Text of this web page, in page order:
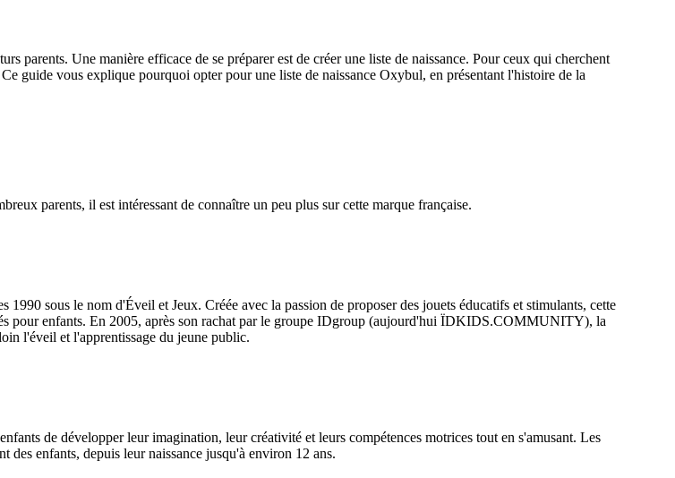
parents. Une manière efficace de se préparer est de créer une liste de naissance. Pour ceux qui cherchent
guide vous explique pourquoi opter pour une liste de naissance Oxybul, en présentant l'histoire de la
parents, il est intéressant de connaître un peu plus sur cette marque française.
1990 sous le nom d'Éveil et Jeux. Créée avec la passion de proposer des jouets éducatifs et stimulants, cette
pour enfants. En 2005, après son rachat par le groupe IDgroup (aujourd'hui ÏDKIDS.COMMUNITY), la
l'éveil et l'apprentissage du jeune public.
de développer leur imagination, leur créativité et leurs compétences motrices tout en s'amusant. Les
des enfants, depuis leur naissance jusqu'à environ 12 ans.